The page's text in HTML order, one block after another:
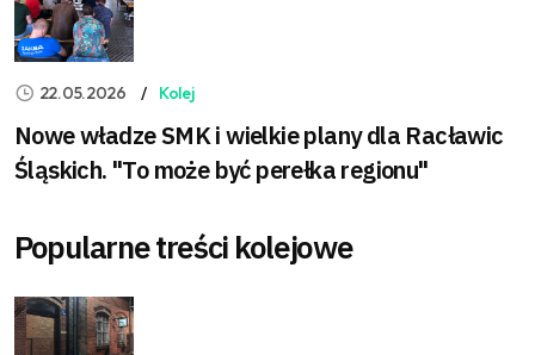
22.05.2026 Kolej
Nowe władze SMK i wielkie plany dla Racławic
Śląskich. "To może być perełka regionu"
Popularne treści kolejowe